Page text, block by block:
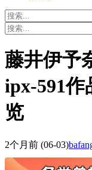
藤井伊予
ipx-591作
览
2个月前 (06-03)